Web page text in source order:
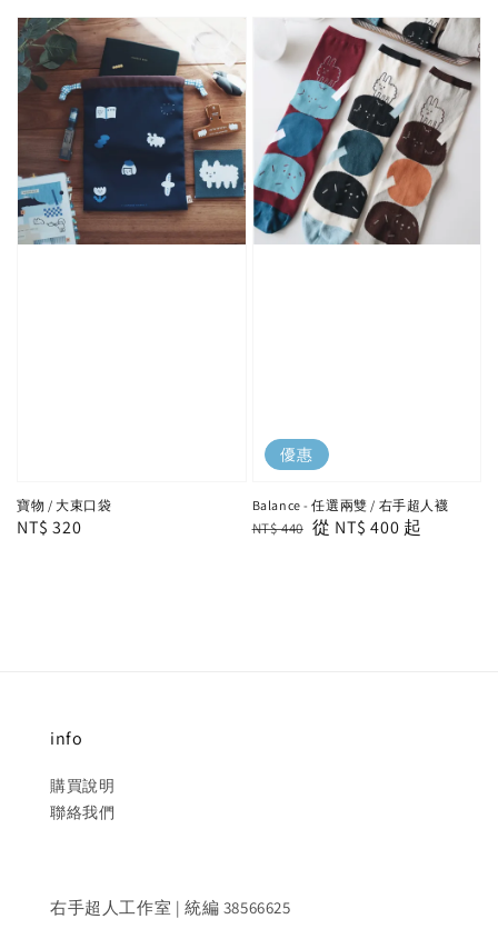
寶物 / 大束口袋
Regular
NT$ 320
優惠
Balance - 任選兩雙 / 右手超人襪
Regular
NT$ 440 Sale
從 NT$ 400 起
info
購買說明
聯絡我們
右手超人工作室 | 統編 38566625